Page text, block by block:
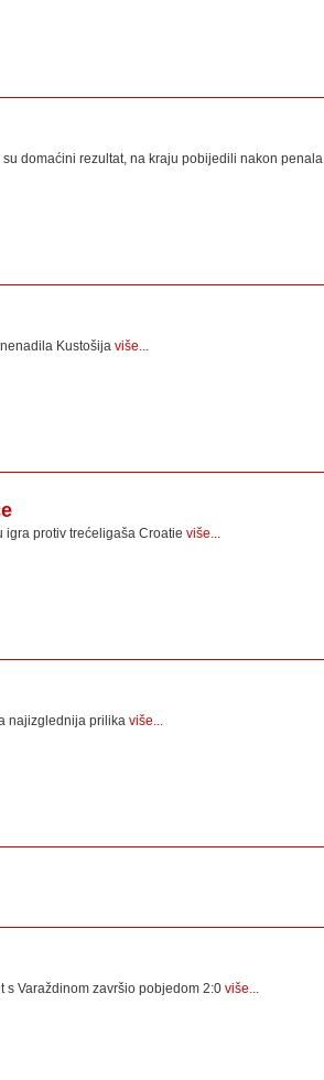
su domaćini rezultat, na kraju pobijedili nakon penala
Kustošija više...
igra protiv trećeligaša Croatie više...
najizglednija prilika više...
s Varaždinom završio pobjedom 2:0 više...